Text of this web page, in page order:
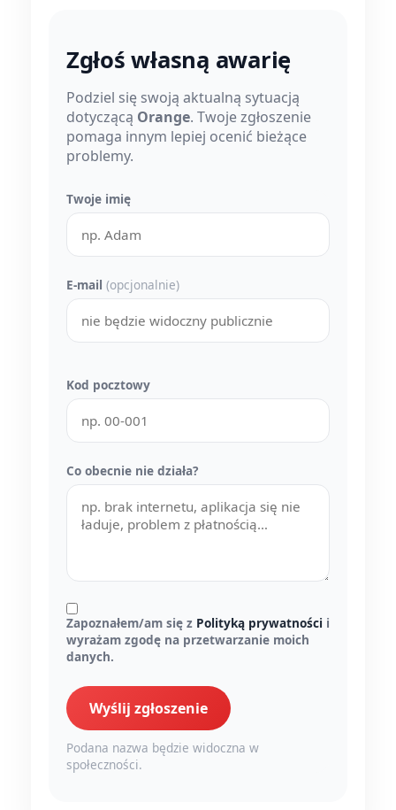
Zgłoś własną awarię
Podziel się swoją aktualną sytuacją
dotyczącą Orange. Twoje zgłoszenie
pomaga innym lepiej ocenić bieżące
problemy.
Twoje imię
E-mail (opcjonalnie)
Kod pocztowy
Co obecnie nie działa?
Zapoznałem/am się z Polityką prywatności i
wyrażam zgodę na przetwarzanie moich
danych.
Wyślij zgłoszenie
Podana nazwa będzie widoczna w
społeczności.